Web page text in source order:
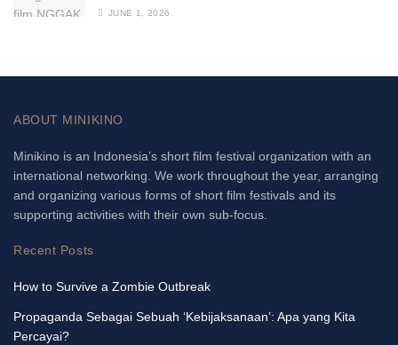
JUNE 1, 2026
ABOUT MINIKINO
Minikino is an Indonesia’s short film festival organization with an
international networking. We work throughout the year, arranging
and organizing various forms of short film festivals and its
supporting activities with their own sub-focus.
Recent Posts
How to Survive a Zombie Outbreak
Propaganda Sebagai Sebuah ‘Kebijaksanaan’: Apa yang Kita
Percayai?